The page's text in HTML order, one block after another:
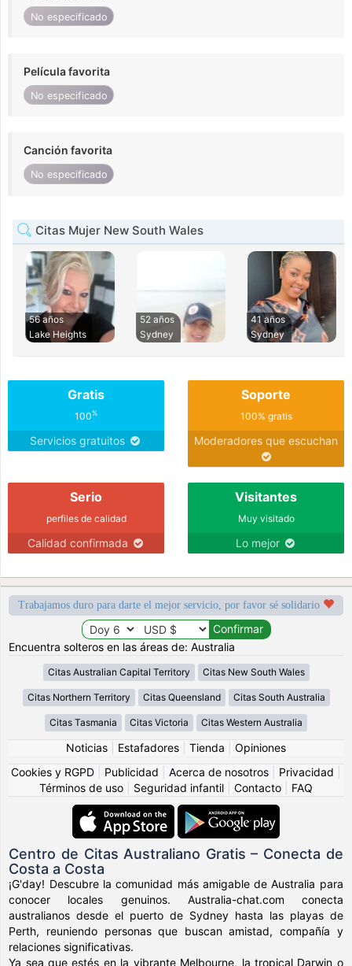
No especificado
Película favorita
No especificado
Canción favorita
No especificado
Citas Mujer New South Wales
56 años
Lake Heights
52 años
Sydney
41 años
Sydney
Gratis
100%
Servicios gratuitos
Soporte
100% gratis
Moderadores que escuchan
Serio
perfiles de calidad
Calidad confirmada
Visitantes
Muy visitado
Lo mejor
Trabajamos duro para darte el mejor servicio, por favor sé solidario
Encuentra solteros en las áreas de: Australia
Citas Australian Capital Territory Citas New South Wales
Citas Northern Territory Citas Queensland Citas South Australia
Citas Tasmania Citas Victoria Citas Western Australia
Noticias Estafadores Tienda
Opiniones
Cookies y RGPD
Publicidad Acerca de nosotros Privacidad
Términos de uso
Seguridad infantil Contacto FAQ
Centro de Citas Australiano Gratis – Conecta de
Costa a Costa
¡G'day! Descubre la comunidad más amigable de Australia para
conocer locales genuinos. Australia-chat.com conecta
australianos desde el puerto de Sydney hasta las playas de
Perth, reuniendo personas que buscan amistad, compañía y
relaciones significativas.
Ya sea que estés en la vibrante Melbourne, la tropical Darwin o